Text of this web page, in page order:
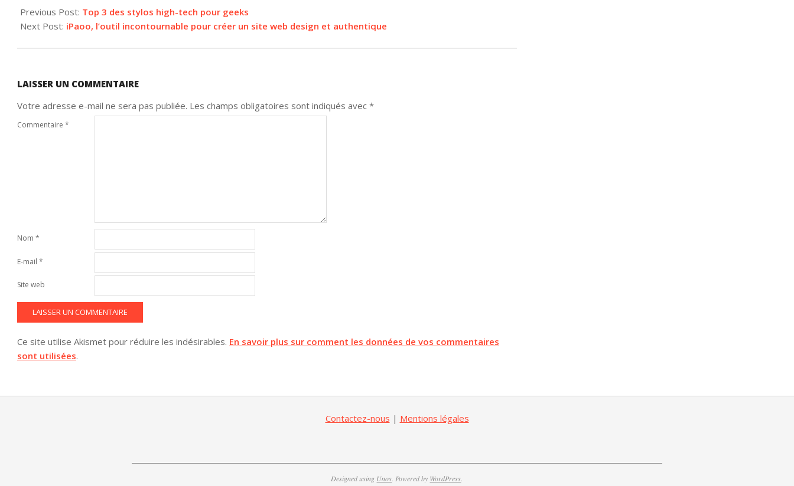
06-
15
Previous Post: Top 3 des stylos high-tech pour geeks
Next Post: iPaoo, l’outil incontournable pour créer un site web design et authentique
LAISSER UN COMMENTAIRE
Votre adresse e-mail ne sera pas publiée. Les champs obligatoires sont indiqués avec *
Commentaire *
Nom *
E-mail *
Site web
Ce site utilise Akismet pour réduire les indésirables. En savoir plus sur comment les données de vos commentaires
sont utilisées.
Contactez-nous | Mentions légales
Designed using Unos . Powered by WordPress